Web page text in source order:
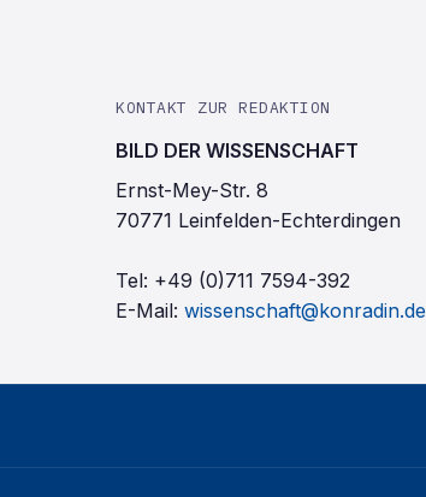
KONTAKT ZUR REDAKTION
BILD DER WISSENSCHAFT
Ernst-Mey-Str. 8
70771 Leinfelden-Echterdingen
Tel: +49 (0)711 7594-392
E-Mail: wissenschaft@konradin.de